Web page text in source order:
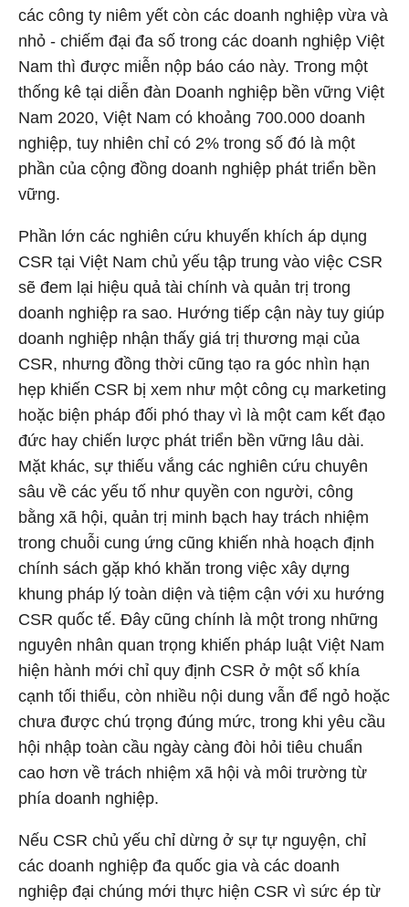
các công ty niêm yết còn các doanh nghiệp vừa và
nhỏ - chiếm đại đa số trong các doanh nghiệp Việt
Nam thì được miễn nộp báo cáo này. Trong một
thống kê tại diễn đàn Doanh nghiệp bền vững Việt
Nam 2020, Việt Nam có khoảng 700.000 doanh
nghiệp, tuy nhiên chỉ có 2% trong số đó là một
phần của cộng đồng doanh nghiệp phát triển bền
vững.
Phần lớn các nghiên cứu khuyến khích áp dụng
CSR tại Việt Nam chủ yếu tập trung vào việc CSR
sẽ đem lại hiệu quả tài chính và quản trị trong
doanh nghiệp ra sao. Hướng tiếp cận này tuy giúp
doanh nghiệp nhận thấy giá trị thương mại của
CSR, nhưng đồng thời cũng tạo ra góc nhìn hạn
hẹp khiến CSR bị xem như một công cụ marketing
hoặc biện pháp đối phó thay vì là một cam kết đạo
đức hay chiến lược phát triển bền vững lâu dài.
Mặt khác, sự thiếu vắng các nghiên cứu chuyên
sâu về các yếu tố như quyền con người, công
bằng xã hội, quản trị minh bạch hay trách nhiệm
trong chuỗi cung ứng cũng khiến nhà hoạch định
chính sách gặp khó khăn trong việc xây dựng
khung pháp lý toàn diện và tiệm cận với xu hướng
CSR quốc tế. Đây cũng chính là một trong những
nguyên nhân quan trọng khiến pháp luật Việt Nam
hiện hành mới chỉ quy định CSR ở một số khía
cạnh tối thiểu, còn nhiều nội dung vẫn để ngỏ hoặc
chưa được chú trọng đúng mức, trong khi yêu cầu
hội nhập toàn cầu ngày càng đòi hỏi tiêu chuẩn
cao hơn về trách nhiệm xã hội và môi trường từ
phía doanh nghiệp.
Nếu CSR chủ yếu chỉ dừng ở sự tự nguyện, chỉ
các doanh nghiệp đa quốc gia và các doanh
nghiệp đại chúng mới thực hiện CSR vì sức ép từ